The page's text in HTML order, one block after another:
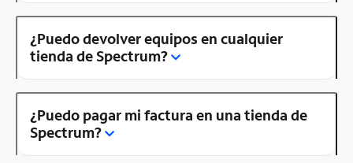
¿Puedo devolver equipos en cualquier
tienda de Spectrum?
¿Puedo pagar mi factura en una tienda de
Spectrum?